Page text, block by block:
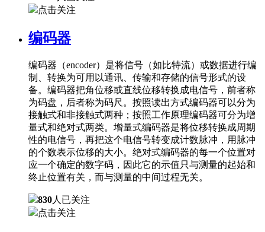
点击关注
编码器
编码器（encoder）是将信号（如比特流）或数据进行编
制、转换为可用以通讯、传输和存储的信号形式的设
备。编码器把角位移或直线位移转换成电信号，前者称
为码盘，后者称为码尺。按照读出方式编码器可以分为
接触式和非接触式两种；按照工作原理编码器可分为增
量式和绝对式两类。增量式编码器是将位移转换成周期
性的电信号，再把这个电信号转变成计数脉冲，用脉冲
的个数表示位移的大小。绝对式编码器的每一个位置对
应一个确定的数字码，因此它的示值只与测量的起始和
终止位置有关，而与测量的中间过程无关。
830人已关注
点击关注